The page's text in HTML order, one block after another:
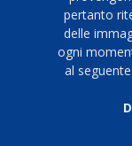
pertanto
delle
ogni
al